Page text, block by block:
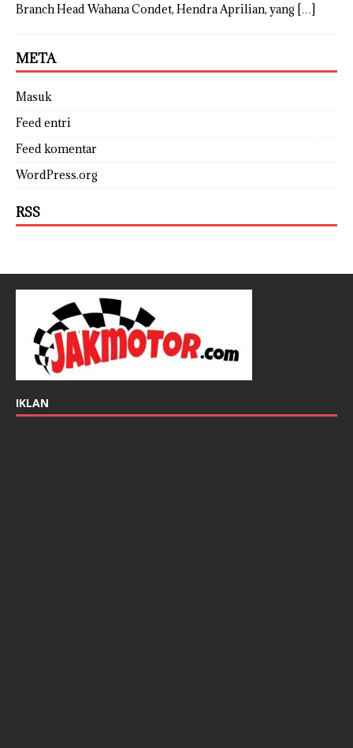
Branch Head Wahana Condet, Hendra Aprilian, yang […]
META
Masuk
Feed entri
Feed komentar
WordPress.org
RSS
IKLAN